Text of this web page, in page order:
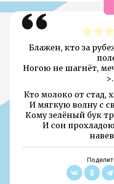
Блажен, кто за
Ногою не шагнёт,
>.
Кто молоко от стад,
И мягкую волну с
Кому зелёный бук
И сон